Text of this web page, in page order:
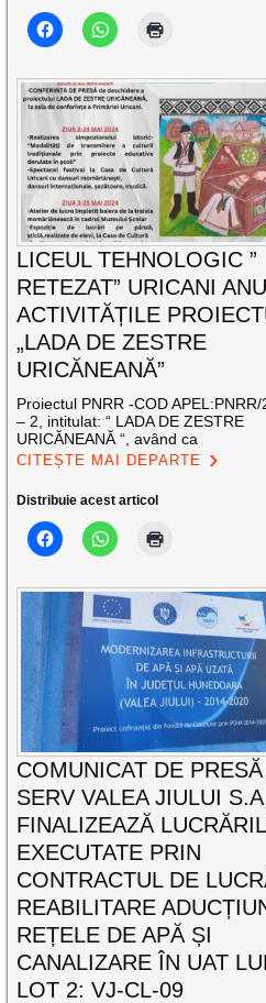
LICEUL TEHNOLOGIC ”
RETEZAT” URICANI
ACTIVITĂȚILE
„LADA DE ZESTRE
URICĂNEANĂ”
Proiectul PNRR -COD
– 2, intitulat: “ LADA DE ZESTRE
URICĂNEANĂ “, având ca
CITEȘTE MAI DEPARTE
Distribuie acest articol
COMUNICAT DE
SERV VALEA JIULUI
FINALIZEAZĂ
EXECUTATE PRIN
CONTRACTUL DE
REABILITARE
REȚELE DE APĂ ȘI
CANALIZARE ÎN UAT
LOT 2: VJ-CL-09